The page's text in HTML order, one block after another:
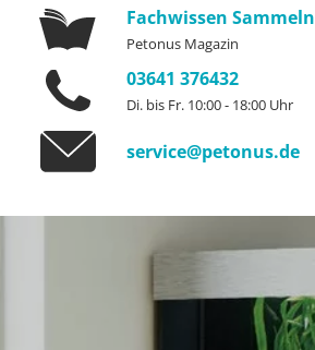
Fachwissen Sammeln
Petonus Magazin
03641 376432
Di. bis Fr. 10:00 - 18:00 Uhr
service@petonus.de